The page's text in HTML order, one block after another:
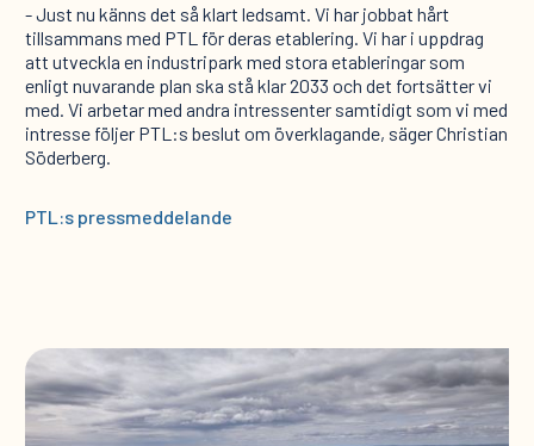
- Just nu känns det så klart ledsamt. Vi har jobbat hårt
tillsammans med PTL för deras etablering. Vi har i uppdrag
att utveckla en industripark med stora etableringar som
enligt nuvarande plan ska stå klar 2033 och det fortsätter vi
med. Vi arbetar med andra intressenter samtidigt som vi med
intresse följer PTL:s beslut om överklagande, säger Christian
Söderberg.
PTL:s pressmeddelande